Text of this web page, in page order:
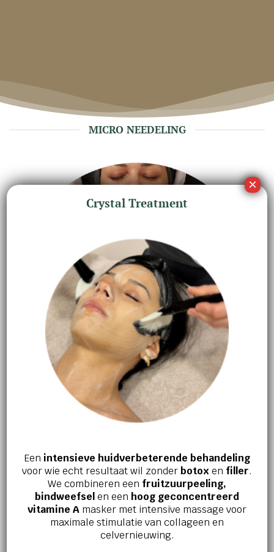
MICRO NEEDELING
Microneedling laat jouw glow
weer tot leven komen.
Stimuleert aanmaak collageen en elastine
Volledig afgestemd op uw huidbehoefte
Crystal Treatment
Een intensieve huidverbeterende behandeling
voor wie echt resultaat wil zonderbotox en filler.
We combineren een fruitzuurpeeling,
bindweefselen een hoog geconcentreerd
vitamine A masker met intensive massage voor
maximale stimulatie van collageen en
celvernieuwing.